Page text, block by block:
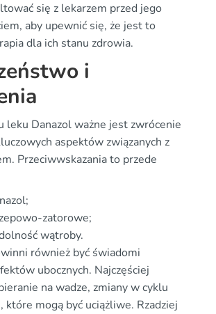
się z lekarzem przed jego
aby upewnić się, że jest to
dla ich stanu zdrowia.
i
leku Danazol ważne jest zwrócenie
aspektów związanych z
Przeciwwskazania to przede
zatorowe;
wątroby.
również być świadomi
ubocznych. Najczęściej
na wadze, zmiany w cyklu
które mogą być uciążliwe. Rzadziej